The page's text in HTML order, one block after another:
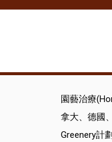
園藝治療
拿大、德國
Greenery計